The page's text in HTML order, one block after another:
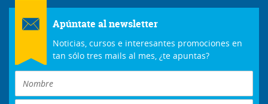
Apúntate al newsletter
Noticias, cursos e interesantes promociones en
tan sólo tres mails al mes, ¿te apuntas?